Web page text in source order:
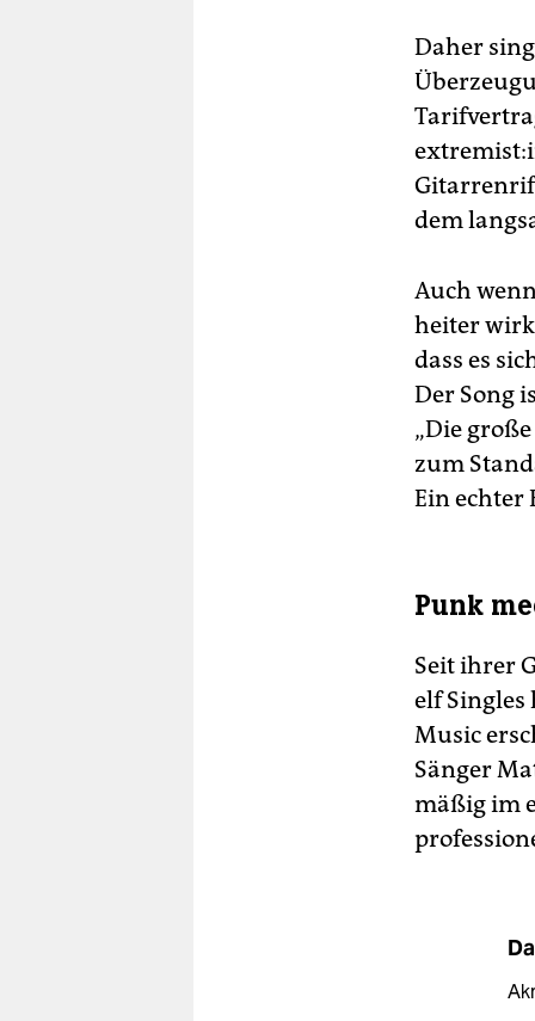
Daher
dem
Auch
heiter
dass es
Der Song
„Die
zum
Ein echter
Punk
Seit ihrer
elf Singles
Music
Sänger
mäßig im